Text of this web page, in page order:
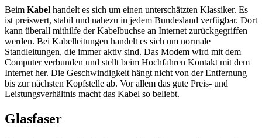
Beim Kabel handelt es sich um einen unterschätzten Klassiker. Es
ist preiswert, stabil und nahezu in jedem Bundesland verfügbar. Dort
kann überall mithilfe der Kabelbuchse an Internet zurückgegriffen
werden. Bei Kabelleitungen handelt es sich um normale
Standleitungen, die immer aktiv sind. Das Modem wird mit dem
Computer verbunden und stellt beim Hochfahren Kontakt mit dem
Internet her. Die Geschwindigkeit hängt nicht von der Entfernung
bis zur nächsten Kopfstelle ab. Vor allem das gute Preis- und
Leistungsverhältnis macht das Kabel so beliebt.
Glasfaser